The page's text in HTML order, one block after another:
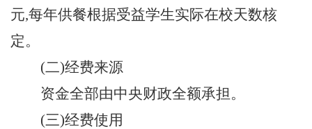
元,每年供餐根据受益学生实际在校天数核
定。
(二)经费来源
资金全部由中央财政全额承担。
(三)经费使用